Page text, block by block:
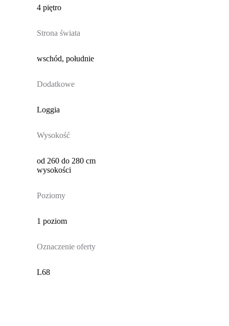
4 piętro
Strona świata
wschód, południe
Dodatkowe
Loggia
Wysokość
od 260 do 280 cm
wysokości
Poziomy
1 poziom
Oznaczenie oferty
L68